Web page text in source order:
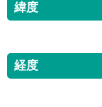
緯度
経度